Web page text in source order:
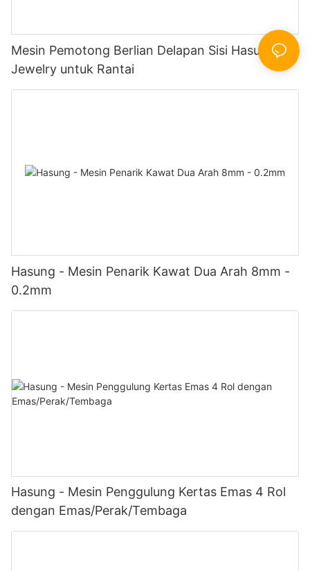
Mesin Pemotong Berlian Delapan Sisi Hasung-
Jewelry untuk Rantai
Hasung - Mesin Penarik Kawat Dua Arah 8mm -
0.2mm
Hasung - Mesin Penggulung Kertas Emas 4 Rol
dengan Emas/Perak/Tembaga